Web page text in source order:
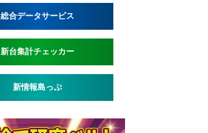
総合データサービス
新台集計チェッカー
新情報島っぷ